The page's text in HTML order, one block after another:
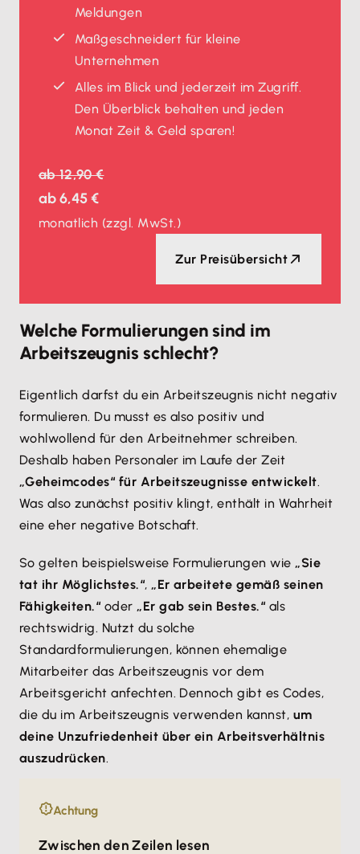
Meldungen
Maßgeschneidert für kleine
Unternehmen
Alles im Blick und jederzeit im Zugriff.
Den Überblick behalten und jeden
Monat Zeit & Geld sparen!
ab12,90 €
ab6,45 €
monatlich (zzgl. MwSt.)
Zur Preisübersicht
Welche Formulierungen sind im
Arbeitszeugnis schlecht?
Eigentlich darfst du ein Arbeitszeugnis nicht negativ
formulieren. Du musst es also positiv und
wohlwollend für den Arbeitnehmer schreiben.
Deshalb haben Personaler im Laufe der Zeit
„Geheimcodes“ für Arbeitszeugnisse entwickelt.
Was also zunächst positiv klingt, enthält in Wahrheit
eine eher negative Botschaft.
So gelten beispielsweise Formulierungen wie „Sie
tat ihr Möglichstes.“,„Er arbeitete gemäß seinen
Fähigkeiten.“ oder„Er gab sein Bestes.“ als
rechtswidrig. Nutzt du solche
Standardformulierungen, können ehemalige
Mitarbeiter das Arbeitszeugnis vor dem
Arbeitsgericht anfechten. Dennoch gibt es Codes,
die du im Arbeitszeugnis verwenden kannst, um
deine Unzufriedenheit über ein Arbeitsverhältnis
auszudrücken.
Achtung
Zwischen den Zeilen lesen